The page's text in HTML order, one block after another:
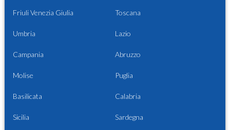
Friuli Venezia Giulia Toscana
Umbria Lazio
Campania Abruzzo
Molise Puglia
Basilicata Calabria
Sicilia Sardegna